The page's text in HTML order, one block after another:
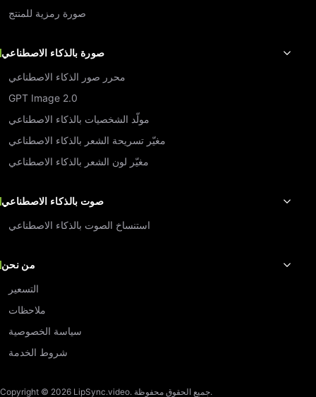
صورة بالذكاء الاصطناعي
محرر صور الذكاء الاصطناعي
GPT Image 2.0
مولّد الشخصيات بالذكاء الاصطناعي
مغيّر تسريحة الشعر بالذكاء الاصطناعي
مغيّر لون الشعر بالذكاء الاصطناعي
صوت بالذكاء الاصطناعي
استنساخ الصوت بالذكاء الاصطناعي
صورة رمزية للمنتج
من نحن
التسعير
ملاحظات
سياسة الخصوصية
شروط الخدمة
Copyright © 2026 LipSync.video. جميع الحقوق محفوظة.